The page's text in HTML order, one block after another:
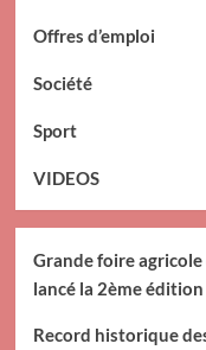
Offres d’emploi
Société
Sport
VIDEOS
Grande foire agricole
lancé la 2ème
Record historique